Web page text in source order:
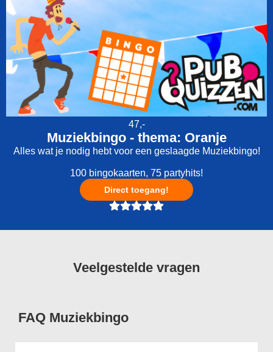
47,-
Muziekbingo - thema: Oranje
Alles wat je nodig hebt voor een geslaagde Muziekbingo!
100 bingokaarten, 75 partyhits!
Direct toegang!
Veelgestelde vragen
FAQ Muziekbingo